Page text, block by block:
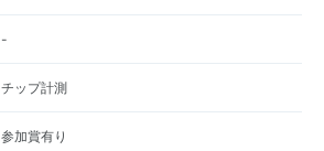
-
チップ計測
参加賞有り